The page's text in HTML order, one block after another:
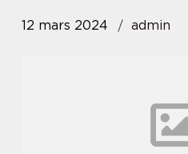
12 mars 2024 admin